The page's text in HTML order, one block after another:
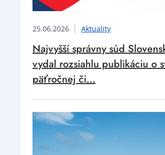
25.06.2026 Aktuality
Najvyšší správny súd
vydal rozsiahlu publikáciu o
päťročnej či...